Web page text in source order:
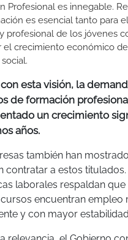
Profesional es innegable.
es esencial tanto para
profesional de los jóvenes
el crecimiento económico
esta visión, la
de formación
un crecimiento
años.
también han
contratar a estos titulados.
laborales respaldan
encuentran empleo
y con mayor